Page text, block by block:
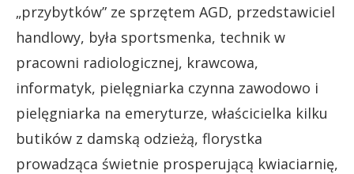
„przybytków” ze sprzętem AGD, przedstawiciel
handlowy, była sportsmenka, technik w
pracowni radiologicznej, krawcowa,
informatyk, pielęgniarka czynna zawodowo i
pielęgniarka na emeryturze, właścicielka kilku
butików z damską odzieżą, florystka
prowadząca świetnie prosperującą kwiaciarnię,